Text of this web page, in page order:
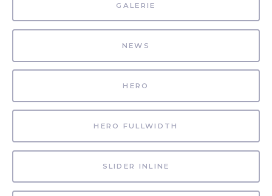
GALERIE
NEWS
HERO
HERO FULLWIDTH
SLIDER INLINE